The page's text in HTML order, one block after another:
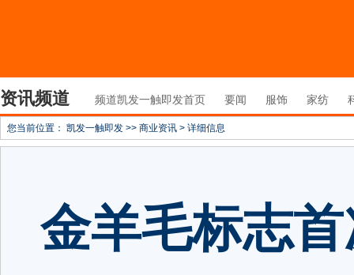
资讯频道 频道凯发一触即发首页 要闻 服饰 家纺
您当前位置： 凯发一触即发 >> 商业资讯 > 详细信息
金羊毛标志